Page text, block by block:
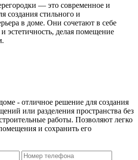
— это современное и
создания стильного и
в доме. Они сочетают в себе
и эстетичность, делая помещение
- отличное решение для создания
или разделения пространства без
работы. Позволяют легко
и сохранить его